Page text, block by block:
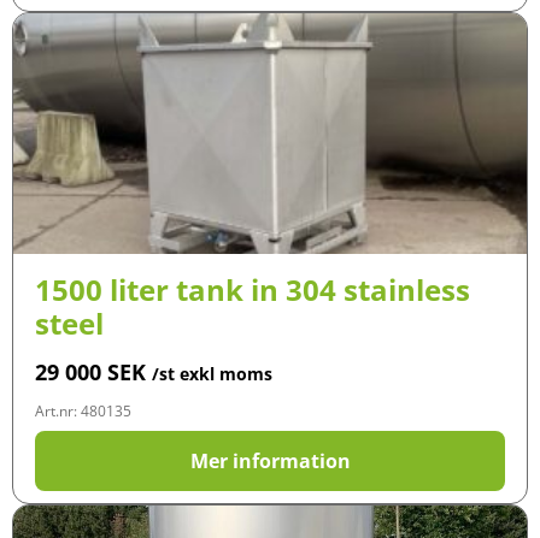
1500 liter tank in 304 stainless
steel
29 000 SEK /st exkl moms
Art.nr: 480135
Mer information